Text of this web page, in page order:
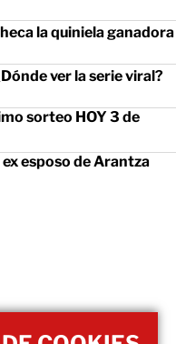
la quiniela ganadora
ver la serie viral?
sorteo HOY 3 de
esposo de Arantza